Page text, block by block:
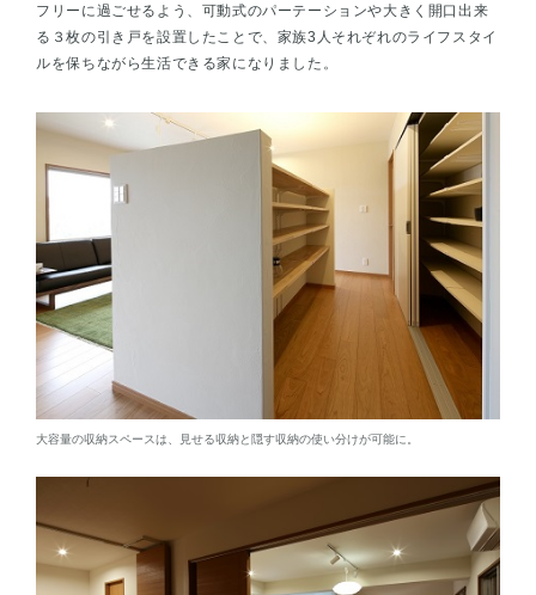
フリーに過ごせるよう、可動式のパーテーションや大きく開口出来
る３枚の引き戸を設置したことで、家族3人それぞれのライフスタイ
ルを保ちながら生活できる家になりました。
大容量の収納スペースは、見せる収納と隠す収納の使い分けが可能に。